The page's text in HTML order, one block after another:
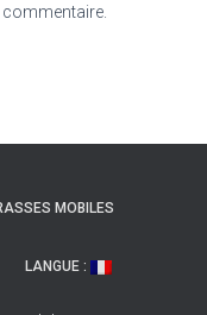
MOBILES
LANGUE :